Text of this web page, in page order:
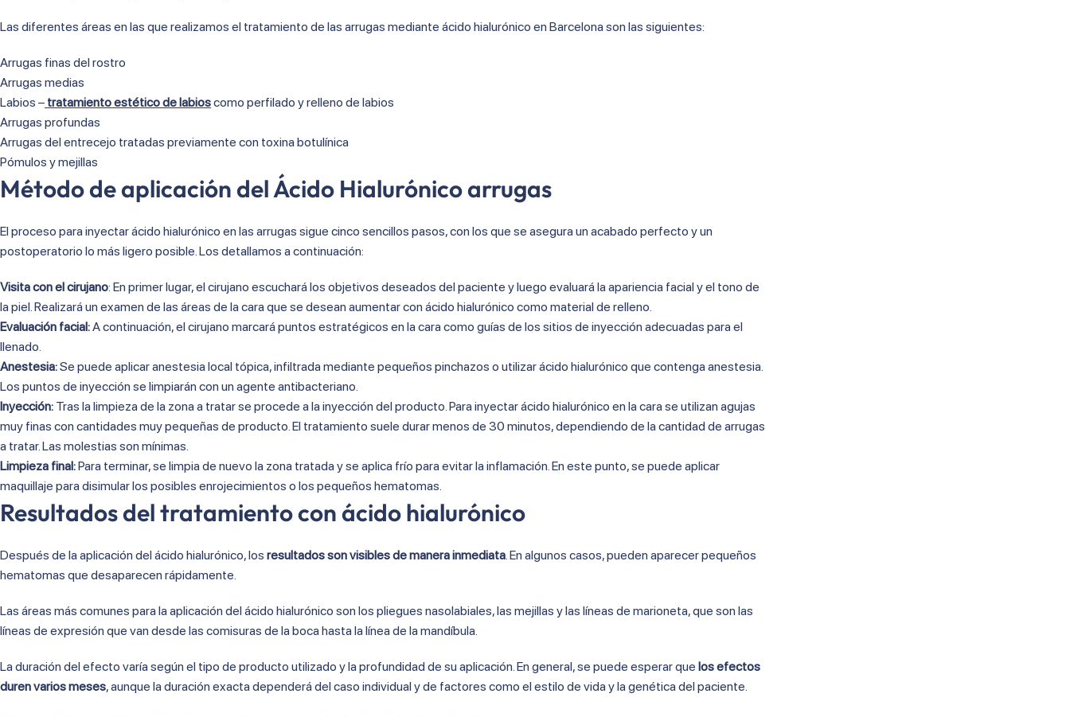
Las diferentes áreas en las que realizamos el tratamiento de las arrugas mediante ácido hialurónico en Barcelona son las siguientes:
Arrugas finas del rostro
Arrugas medias
Labios – tratamiento estético de labioscomo perfilado y relleno de labios
Arrugas profundas
Arrugas del entrecejo tratadas previamente con toxina botulínica
Pómulos y mejillas
Método de aplicación del Ácido Hialurónico arrugas
El proceso para inyectar ácido hialurónico en las arrugas sigue cinco sencillos pasos, con los que se asegura un acabado perfecto y un
postoperatorio lo más ligero posible. Los detallamos a continuación:
Visita con el cirujano: En primer lugar, el cirujano escuchará los objetivos deseados del paciente y luego evaluará la apariencia facial y el tono de
la piel. Realizará un examen de las áreas de la cara que se desean aumentar con ácido hialurónico como material de relleno.
Evaluación facial:A continuación, el cirujano marcará puntos estratégicos en la cara como guías de los sitios de inyección adecuadas para el
llenado.
Anestesia:Se puede aplicar anestesia local tópica, infiltrada mediante pequeños pinchazos o utilizar ácido hialurónico que contenga anestesia.
Los puntos de inyección se limpiarán con un agente antibacteriano.
Inyección: Tras la limpieza de la zona a tratar se procede a la inyección del producto. Para inyectar ácido hialurónico en la cara se utilizan agujas
muy finas con cantidades muy pequeñas de producto. El tratamiento suele durar menos de 30 minutos, dependiendo de la cantidad de arrugas
a tratar. Las molestias son mínimas.
Limpieza final:Para terminar, se limpia de nuevo la zona tratada y se aplica frío para evitar la inflamación. En este punto, se puede aplicar
maquillaje para disimular los posibles enrojecimientos o los pequeños hematomas.
Resultados del tratamiento con ácido hialurónico
Después de la aplicación del ácido hialurónico, los resultados son visibles de manera inmediata. En algunos casos, pueden aparecer pequeños
hematomas que desaparecen rápidamente.
Las áreas más comunes para la aplicación del ácido hialurónico son los pliegues nasolabiales, las mejillas y las líneas de marioneta, que son las
líneas de expresión que van desde las comisuras de la boca hasta la línea de la mandíbula.
La duración del efecto varía según el tipo de producto utilizado y la profundidad de su aplicación. En general, se puede esperar que los efectos
duren varios meses, aunque la duración exacta dependerá del caso individual y de factores como el estilo de vida y la genética del paciente.